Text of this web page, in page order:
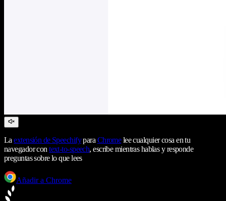
Laextensión de Speechifypara Chromelee cualquier cosa en tu
navegador context-to-speech, escribe mientras hablas y responde
preguntas sobre lo que lees
Añadir a Chrome